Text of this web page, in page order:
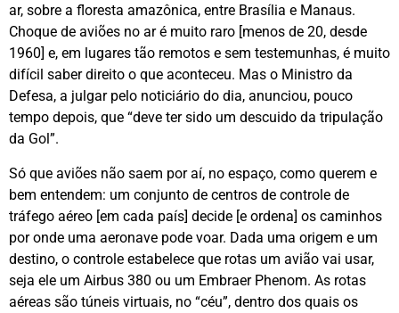
ar, sobre a floresta amazônica, entre Brasília e Manaus.
Choque de aviões no ar é muito raro [menos de 20, desde
1960] e, em lugares tão remotos e sem testemunhas, é muito
difícil saber direito o que aconteceu. Mas o Ministro da
Defesa, a julgar pelo noticiário do dia, anunciou, pouco
tempo depois, que “deve ter sido um descuido da tripulação
da Gol”.
Só que aviões não saem por aí, no espaço, como querem e
bem entendem: um conjunto de centros de controle de
tráfego aéreo [em cada país] decide [e ordena] os caminhos
por onde uma aeronave pode voar. Dada uma origem e um
destino, o controle estabelece que rotas um avião vai usar,
seja ele um Airbus 380 ou um Embraer Phenom. As rotas
aéreas são túneis virtuais, no “céu”, dentro dos quais os